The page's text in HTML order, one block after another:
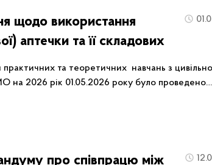
щодо використання
аптечки та її складових
практичних та теоретичних навчань з
про співпрацю між